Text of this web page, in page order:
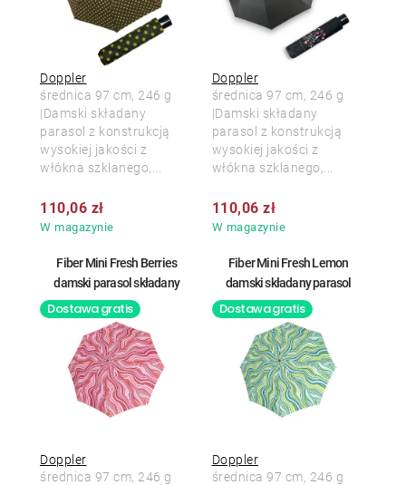
Doppler
W magazynie
110,06 zł
średnica 97 cm, 246 g
|Damski składany
parasol z konstrukcją
wysokiej jakości z
włókna szklanego,...
Doppler
W magazynie
110,06 zł
średnica 97 cm, 246 g
|Damski składany
parasol z konstrukcją
wysokiej jakości z
włókna szklanego,...
Fiber Mini Fresh Berries
damski parasol składany
Dostawa gratis
Doppler
średnica 97 cm, 246 g
Fiber Mini Fresh Lemon
damski składany parasol
Dostawa gratis
Doppler
średnica 97 cm, 246 g